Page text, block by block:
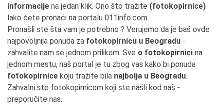
informacije na jedan klik. Ono što tražite (fotokopirnice)
lako ćete pronaći na portalu 011info.com.
Pronašli ste šta vam je potrebno ? Verujemo da je baš ovde
najpovoljnija ponuda za fotokopirnicu u Beogradu -
zahvalite nam se jednom prilikom. Sve o fotokopirnici na
jednom mestu, naš portal je tu zbog vas kako bi ponuda
fotokopirnice koju tražite bila najbolja u Beogradu.
Zahvalni ste fotokopirnicom koji ste našli kod naš -
preporučite nas.